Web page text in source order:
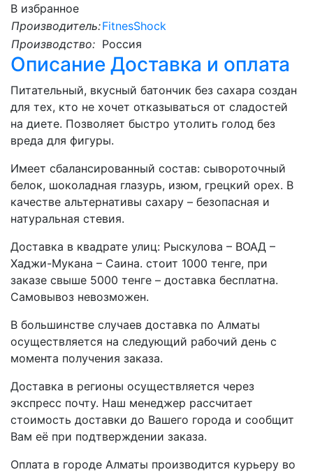
В избранное
Производитель:FitnesShock
Производство: Россия
Описание Доставка и оплата
Питательный, вкусный батончик без сахара создан
для тех, кто не хочет отказываться от сладостей
на диете. Позволяет быстро утолить голод без
вреда для фигуры.
Имеет сбалансированный состав: сывороточный
белок, шоколадная глазурь, изюм, грецкий орех. В
качестве альтернативы сахару – безопасная и
натуральная стевия.
Доставка в квадрате улиц: Рыскулова – ВОАД –
Хаджи-Мукана – Саина. стоит 1000 тенге, при
заказе свыше 5000 тенге – доставка бесплатна.
Самовывоз невозможен.
В большинстве случаев доставка по Алматы
осуществляется на следующий рабочий день с
момента получения заказа.
Доставка в регионы осуществляется через
экспресс почту. Наш менеджер рассчитает
стоимость доставки до Вашего города и сообщит
Вам её при подтверждении заказа.
Оплата в городе Алматы производится курьеру во